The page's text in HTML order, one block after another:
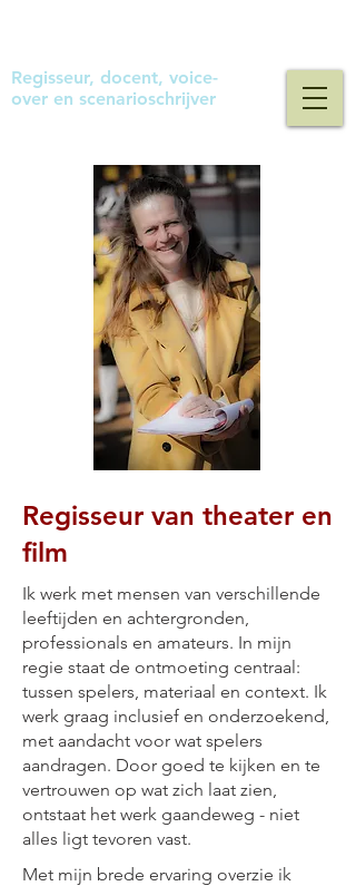
Regisseur, docent, voice-
over en scenarioschrijver
Regisseur van theater en
film
Ik werk met mensen van verschillende
leeftijden en achtergronden,
professionals en amateurs. In mijn
regie staat de ontmoeting centraal:
tussen spelers, materiaal en context. Ik
werk graag inclusief en onderzoekend,
met aandacht voor wat spelers
aandragen. Door goed te kijken en te
vertrouwen op wat zich laat zien,
ontstaat het werk gaandeweg - niet
alles ligt tevoren vast.
Met mijn brede ervaring overzie ik